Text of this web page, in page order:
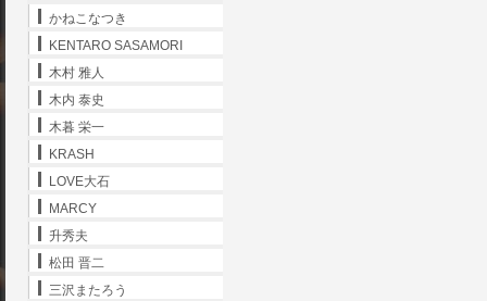
かねこなつき
KENTARO SASAMORI
木村 雅人
木内 泰史
木暮 栄一
KRASH
LOVE大石
MARCY
升秀夫
松田 晋二
三沢またろう